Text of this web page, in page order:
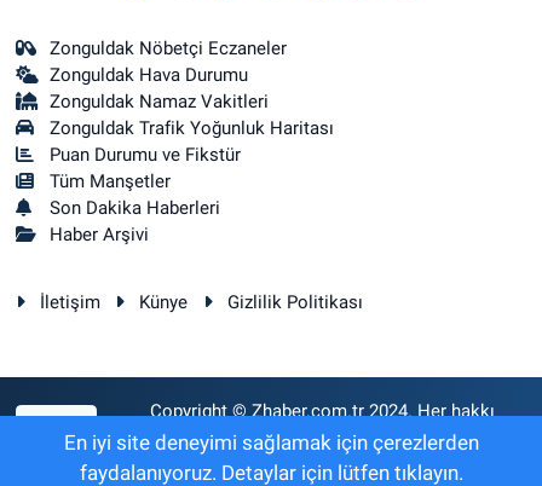
Zonguldak Nöbetçi Eczaneler
Zonguldak Hava Durumu
Zonguldak Namaz Vakitleri
Zonguldak Trafik Yoğunluk Haritası
Puan Durumu ve Fikstür
Tüm Manşetler
Son Dakika Haberleri
Haber Arşivi
İletişim Künye Gizlilik Politikası
Copyright © Zhaber.com.tr 2024. Her hakkı
saklıdır.
En iyi site deneyimi sağlamak için çerezlerden
faydalanıyoruz. Detaylar için lütfen tıklayın.